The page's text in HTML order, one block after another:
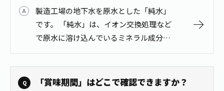
製造工場の地下水を原水とした「純水」
です。 「純水」は、イオン交換処理など
で原水に溶け込んでいるミネラル成分な
どを電気的に吸着除去した水です。
「賞味期間」はどこで確認できますか？